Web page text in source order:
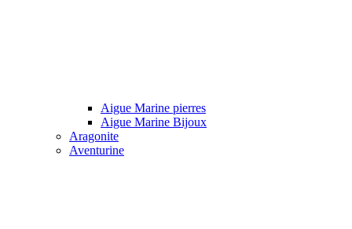
Aigue Marine pierres
Aigue Marine Bijoux
Aragonite
Aventurine